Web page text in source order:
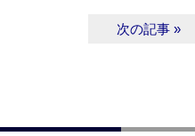
次の記事 »